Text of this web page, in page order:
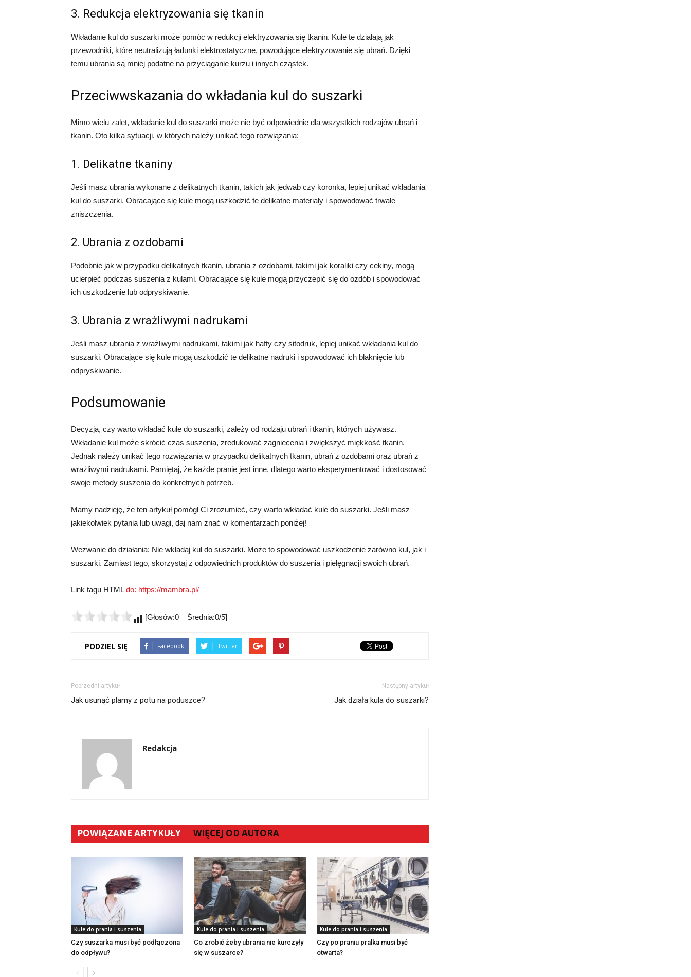
3. Redukcja elektryzowania się tkanin
Wkładanie kul do suszarki może pomóc w redukcji elektryzowania się tkanin. Kule te działają jak
przewodniki, które neutralizują ładunki elektrostatyczne, powodujące elektryzowanie się ubrań. Dzięki
temu ubrania są mniej podatne na przyciąganie kurzu i innych cząstek.
Przeciwwskazania do wkładania kul do suszarki
Mimo wielu zalet, wkładanie kul do suszarki może nie być odpowiednie dla wszystkich rodzajów ubrań i
tkanin. Oto kilka sytuacji, w których należy unikać tego rozwiązania:
1. Delikatne tkaniny
Jeśli masz ubrania wykonane z delikatnych tkanin, takich jak jedwab czy koronka, lepiej unikać wkładania
kul do suszarki. Obracające się kule mogą uszkodzić te delikatne materiały i spowodować trwałe
zniszczenia.
2. Ubrania z ozdobami
Podobnie jak w przypadku delikatnych tkanin, ubrania z ozdobami, takimi jak koraliki czy cekiny, mogą
ucierpieć podczas suszenia z kulami. Obracające się kule mogą przyczepić się do ozdób i spowodować
ich uszkodzenie lub odpryskiwanie.
3. Ubrania z wrażliwymi nadrukami
Jeśli masz ubrania z wrażliwymi nadrukami, takimi jak hafty czy sitodruk, lepiej unikać wkładania kul do
suszarki. Obracające się kule mogą uszkodzić te delikatne nadruki i spowodować ich blaknięcie lub
odpryskiwanie.
Podsumowanie
Decyzja, czy warto wkładać kule do suszarki, zależy od rodzaju ubrań i tkanin, których używasz.
Wkładanie kul może skrócić czas suszenia, zredukować zagniecenia i zwiększyć miękkość tkanin.
Jednak należy unikać tego rozwiązania w przypadku delikatnych tkanin, ubrań z ozdobami oraz ubrań z
wrażliwymi nadrukami. Pamiętaj, że każde pranie jest inne, dlatego warto eksperymentować i dostosować
swoje metody suszenia do konkretnych potrzeb.
Mamy nadzieję, że ten artykuł pomógł Ci zrozumieć, czy warto wkładać kule do suszarki. Jeśli masz
jakiekolwiek pytania lub uwagi, daj nam znać w komentarzach poniżej!
Wezwanie do działania: Nie wkładaj kul do suszarki. Może to spowodować uszkodzenie zarówno kul, jak i
suszarki. Zamiast tego, skorzystaj z odpowiednich produktów do suszenia i pielęgnacji swoich ubrań.
Link tagu HTMLdo: https://mambra.pl/
[Głosów:0 Średnia:0/5]
PODZIEL SIĘ Facebook Twitter
Poprzedni artykuł
Jak usunąć plamy z potu na poduszce?
Następny artykuł
Jak działa kula do suszarki?
Redakcja
POWIĄZANE ARTYKUŁY WIĘCEJ OD AUTORA
Kule do prania i suszenia
Czy suszarka musi być podłączona
do odpływu?
Kule do prania i suszenia
Co zrobić żeby ubrania nie kurczyły
się w suszarce?
Kule do prania i suszenia
Czy po praniu pralka musi być
otwarta?